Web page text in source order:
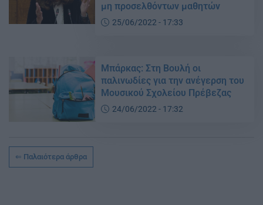
μη προσελθόντων μαθητών
25/06/2022 - 17:33
Μπάρκας: Στη Βουλή οι
παλινωδίες για την ανέγερση του
Μουσικού Σχολείου Πρέβεζας
24/06/2022 - 17:32
Παλαιότερα άρθρα